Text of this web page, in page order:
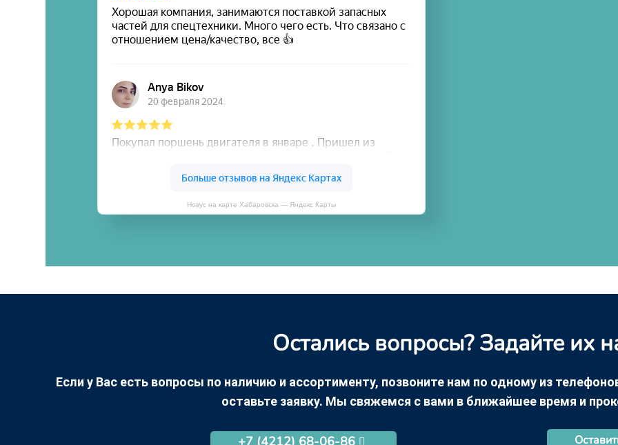
Новус на карте Хабаровска — Яндекс Карты
Остались вопросы? Задайте их
Если у Вас есть вопросы по наличию и ассортименту, позвоните нам по одному из
оставьте заявку. Мы свяжемся с вами в ближайшее время и
+7 (4212) 68-06-86